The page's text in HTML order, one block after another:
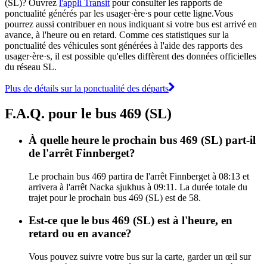
(SL)? Ouvrez l'appli Transit pour consulter les rapports de
ponctualité générés par les usager·ère·s pour cette ligne.Vous
pourrez aussi contribuer en nous indiquant si votre bus est arrivé en
avance, à l'heure ou en retard. Comme ces statistiques sur la
ponctualité des véhicules sont générées à l'aide des rapports des
usager·ère·s, il est possible qu'elles diffèrent des données officielles
du réseau SL.
Plus de détails sur la ponctualité des départs
F.A.Q. pour le bus 469 (SL)
À quelle heure le prochain bus 469 (SL) part-il
de l'arrêt Finnberget?
Le prochain bus 469 partira de l'arrêt Finnberget à 08:13 et
arrivera à l'arrêt Nacka sjukhus à 09:11. La durée totale du
trajet pour le prochain bus 469 (SL) est de 58.
Est-ce que le bus 469 (SL) est à l'heure, en
retard ou en avance?
Vous pouvez suivre votre bus sur la carte, garder un œil sur